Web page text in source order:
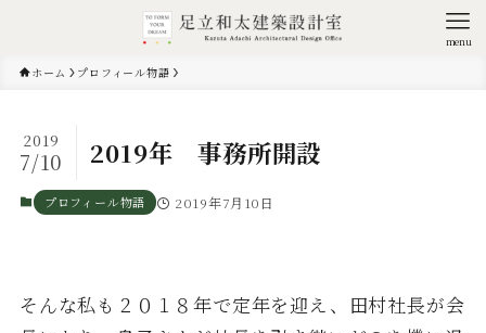
menu
ホーム プロフィール物語
2019年 事務所開設
2019
7/10
プロフィール物語 2019年7月10日
そんな私も２０１８年で定年を迎え、田村社長が会